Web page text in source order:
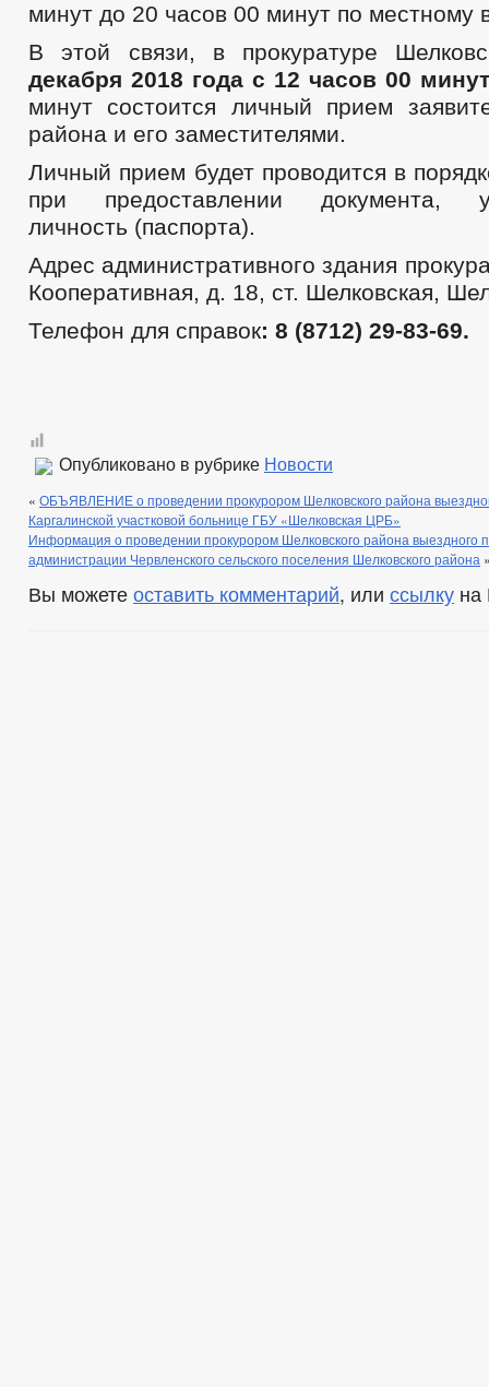
минут до 20 часов 00 минут по местному
В этой связи, в прокуратуре
декабря 2018 года с 12 часов 00
минут состоится личный прием
района и его заместителями.
Личный прием будет проводится в
при предоставлении документа,
личность (паспорта).
Адрес административного здания
Кооперативная, д. 18, ст. Шелковская,
Телефон для справок: 8 (8712) 29-83-69.
Опубликовано в рубрике Новости
« ОБЪЯВЛЕНИЕ о проведении прокурором Шелковского района
Каргалинской участковой больнице ГБУ «Шелковская ЦРБ»
Информация о проведении прокурором Шелковского района выездного
администрации Червленского сельского поселения Шелковского района
Вы можете оставить комментарий, или ссылку на